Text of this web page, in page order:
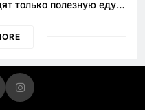
только полезную еду.
без сахара»